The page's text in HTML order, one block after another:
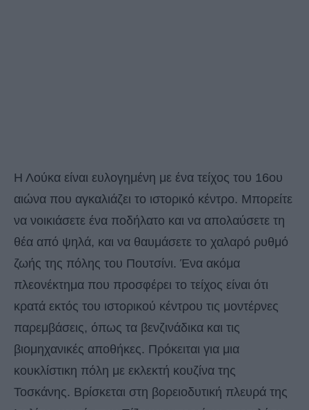
Η Λούκα είναι ευλογημένη με ένα τείχος του 16ου
αιώνα που αγκαλιάζει το ιστορικό κέντρο. Μπορείτε
να νοικιάσετε ένα ποδήλατο και να απολαύσετε τη
θέα από ψηλά, και να θαυμάσετε το χαλαρό ρυθμό
ζωής της πόλης του Πουτσίνι. Ένα ακόμα
πλεονέκτημα που προσφέρει το τείχος είναι ότι
κρατά εκτός του ιστορικού κέντρου τις μοντέρνες
παρεμβάσεις, όπως τα βενζινάδικα και τις
βιομηχανικές αποθήκες. Πρόκειται για μια
κουκλίστικη πόλη με εκλεκτή κουζίνα της
Τοσκάνης. Βρίσκεται στη βορειοδυτική πλευρά της